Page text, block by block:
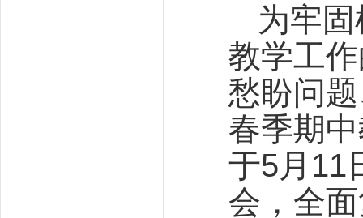
为牢
教学工
愁盼问
春季期
于5月11
会，全